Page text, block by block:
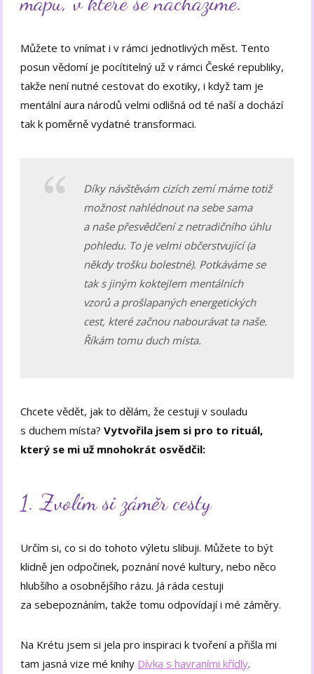
Můžete to vnímat i v rámci jednotlivých měst. Tento
posun vědomí je pocítitelný už v rámci České republiky,
takže není nutné cestovat do exotiky, i když tam je
mentální aura národů velmi odlišná od té naší a dochází
tak k poměrně vydatné transformaci.
Díky návštěvám cizích zemí máme totiž
možnost nahlédnout na sebe sama
a naše přesvědčení z netradičního úhlu
pohledu. To je velmi občerstvující (a
někdy trošku bolestné). Potkáváme se
tak s jiným koktejlem mentálních
vzorů a prošlapaných energetických
cest, které začnou nabourávat ta naše.
Říkám tomu duch místa.
Chcete vědět, jak to dělám, že cestuji v souladu
s duchem místa?Vytvořila jsem si pro to rituál,
který se mi už mnohokrát osvědčil:
1. Zvolím si záměr cesty
Určím si, co si do tohoto výletu slibuji. Můžete to být
klidně jen odpočinek, poznání nové kultury, nebo něco
hlubšího a osobnějšího rázu. Já ráda cestuji
za sebepoznáním, takže tomu odpovídají i mé záměry.
Na Krétu jsem si jela pro inspiraci k tvoření a přišla mi
tam jasná vize mé knihy Dívka s havraními křídly.